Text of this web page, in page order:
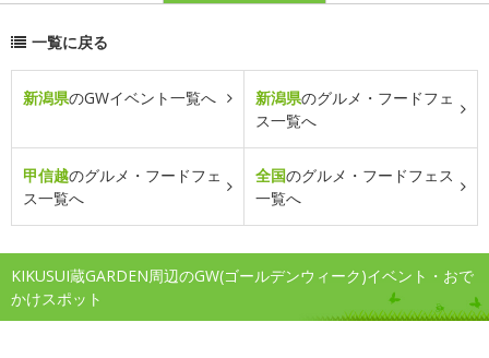
一覧に戻る
新潟県のGWイベント一覧へ 新潟県のグルメ・フードフェ
ス一覧へ
甲信越のグルメ・フードフェ
ス一覧へ
全国のグルメ・フードフェス
一覧へ
KIKUSUI蔵GARDEN周辺のGW(ゴールデンウィーク)イベント・おで
かけスポット